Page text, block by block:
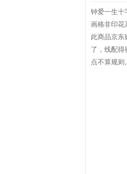
钟爱一生十
画格非印花
此商品京东
了，线配得
点不算规则